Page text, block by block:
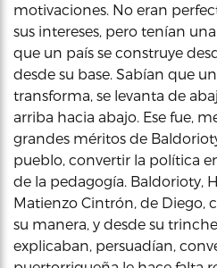
motivaciones. No eran
sus intereses, pero tenían
que un país se construye
desde su base. Sabían que
transforma, se levanta de
arriba hacia abajo. Ese fue,
grandes méritos de
pueblo, convertir la política
de la pedagogía. Baldorioty,
Matienzo Cintrón, de Diego,
su manera, y desde su
explicaban, persuadían,